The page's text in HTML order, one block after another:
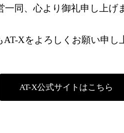
一同、心より御礼申し上げ
AT-Xをよろしくお願い申し
AT-X公式サイトはこちら